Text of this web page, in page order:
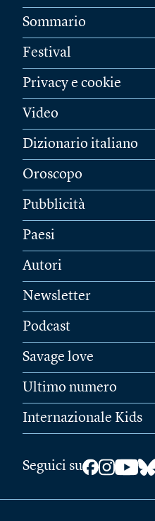
Sommario
Festival
Privacy e cookie
Video
Dizionario italiano
Oroscopo
Pubblicità
Paesi
Autori
Newsletter
Podcast
Savage love
Ultimo numero
Internazionale Kids
Seguici su